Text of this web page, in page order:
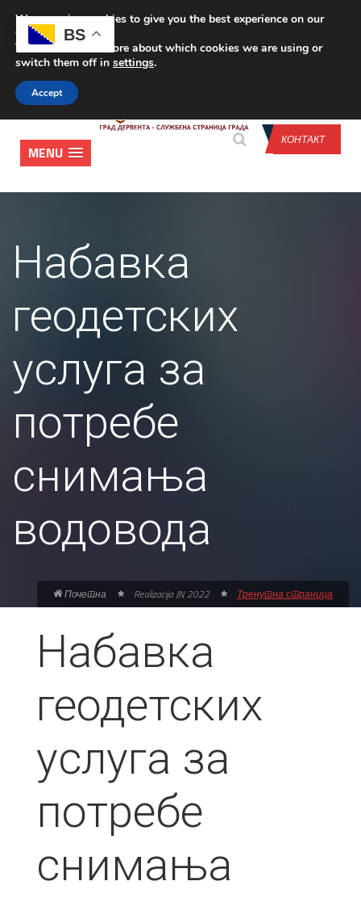
CONTACT US
КОНТАКТ
MENU
Набавка
геодетских
услуга за
потребе
снимања
водовода
Почетна Realizacija JN 2022 Тренутна страница
Набавка
геодетских
услуга за
потребе
снимања
BS
We are using cookies to give you the best experience on our
website.
You can find out more about which cookies we are using or
switch them off in settings.
Accept